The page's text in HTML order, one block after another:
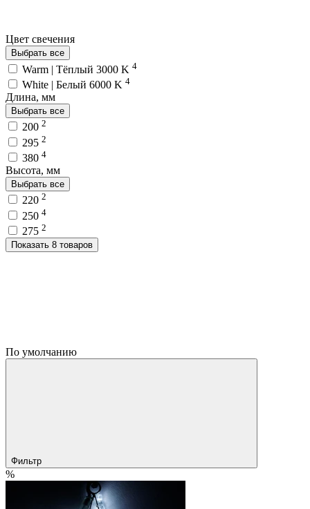
Цвет свечения
Выбрать все
Warm | Тёплый 3000 K 4
White | Белый 6000 K 4
Длина, мм
Выбрать все
200 2
295 2
380 4
Высота, мм
Выбрать все
220 2
250 4
275 2
Показать 8 товаров
По умолчанию
Фильтр
%